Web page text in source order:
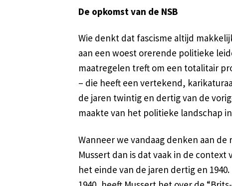
De opkomst van de NSB
Wie denkt dat fascisme altijd
aan een woest orerende politieke
maatregelen treft om een totalitair
– die heeft een vertekend,
de jaren twintig en dertig van de
maakte van het politieke landschap
Wanneer we vandaag denken aan
Mussert dan is dat vaak in de
het einde van de jaren dertig en